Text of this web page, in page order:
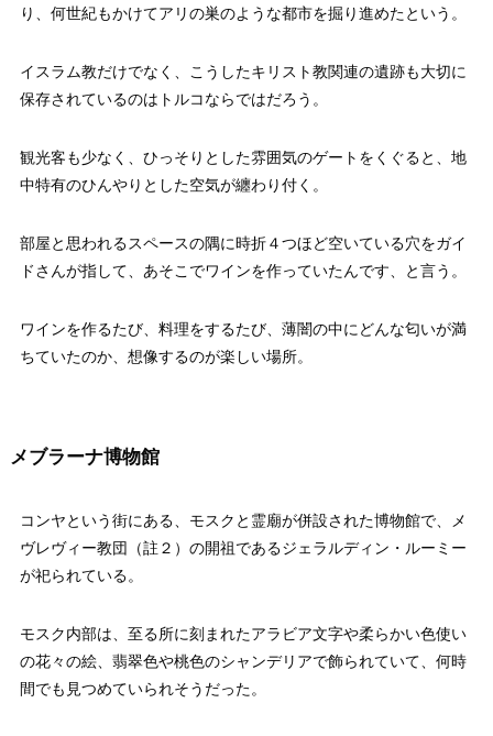
り、何世紀もかけてアリの巣のような都市を掘り進めたという。
イスラム教だけでなく、こうしたキリスト教関連の遺跡も大切に
保存されているのはトルコならではだろう。
観光客も少なく、ひっそりとした雰囲気のゲートをくぐると、地
中特有のひんやりとした空気が纏わり付く。
部屋と思われるスペースの隅に時折４つほど空いている穴をガイ
ドさんが指して、あそこでワインを作っていたんです、と言う。
ワインを作るたび、料理をするたび、薄闇の中にどんな匂いが満
ちていたのか、想像するのが楽しい場所。
メブラーナ博物館
コンヤという街にある、モスクと霊廟が併設された博物館で、メ
ヴレヴィー教団（註２）の開祖であるジェラルディン・ルーミー
が祀られている。
モスク内部は、至る所に刻まれたアラビア文字や柔らかい色使い
の花々の絵、翡翠色や桃色のシャンデリアで飾られていて、何時
間でも見つめていられそうだった。